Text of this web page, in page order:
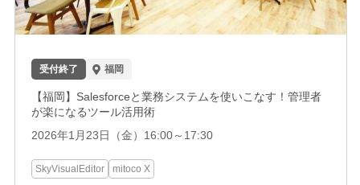
受付終了 福岡
【福岡】Salesforceと業務システムを使いこなす！管理者
が楽になるツール活用術
2026年1月23日（金）16:00～17:30
SkyVisualEditor mitoco X